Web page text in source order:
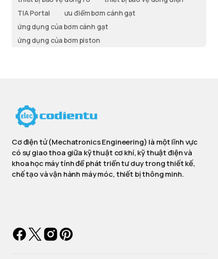
TIA Portal
ưu điểm bơm cánh gạt
ứng dụng của bơm cánh gạt
ứng dụng của bơm piston
Cơ điện tử (Mechatronics Engineering) là một lĩnh vực
có sự giao thoa giữa kỹ thuật cơ khí, kỹ thuật điện và
khoa học máy tính để phát triển tư duy trong thiết kế,
chế tạo và vận hành máy móc, thiết bị thông minh.